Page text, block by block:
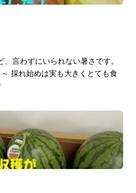
、言わずにいられない暑さです。
採れ始めは実も大きくとても食